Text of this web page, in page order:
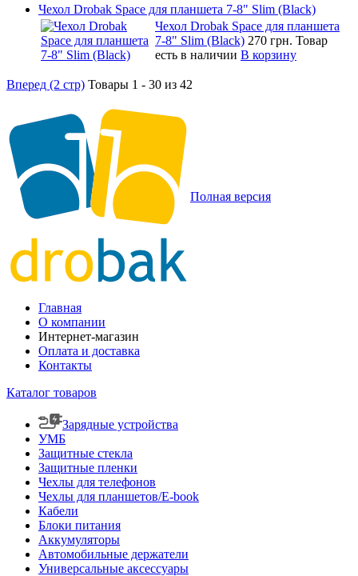
Чехол Drobak Space для планшета 7-8" Slim (Black)
Чехол Drobak Space для планшета
7-8" Slim (Black) 270 грн. Товар
есть в наличии В корзину
Вперед (2 стр) Товары 1 - 30 из 42
Полная версия
Главная
О компании
Интернет-магазин
Оплата и доставка
Контакты
Каталог товаров
Зарядные устройства
УМБ
Защитные стекла
Защитные пленки
Чехлы для телефонов
Чехлы для планшетов/E-book
Кабели
Блоки питания
Аккумуляторы
Автомобильные держатели
Универсальные аксессуары